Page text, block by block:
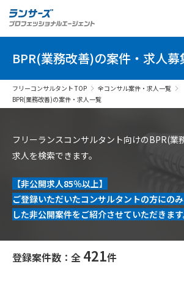
BPR(業務改善)の案件・求人募
フリーコンサルタント TOP
全コンサル案件・求人一覧
BPR(業務改善)の案件・求人一覧
フリーランスコンサルタント向けのBPR(業
求人を検索できます。
【非公開求人85％以上】
ご登録いただいたコンサルタントの方にの
した非公開案件をご紹介させていただきます
登録案件数：全 421件